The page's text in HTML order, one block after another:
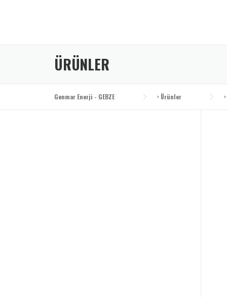
ÜRÜNLER
Genmar Enerji - GEBZE > Ürünler >